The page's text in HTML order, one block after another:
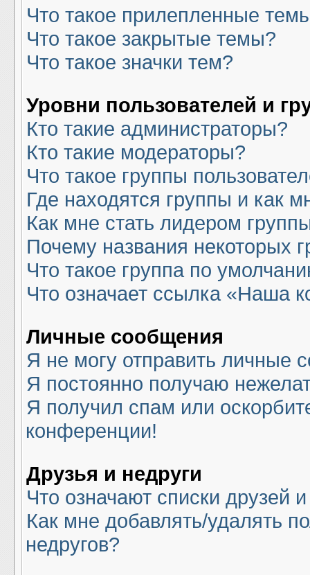
Что такое прилепленные
Что такое закрытые темы?
Что такое значки тем?
Уровни пользователей и
Кто такие администраторы?
Кто такие модераторы?
Что такое группы
Где находятся группы и как
Как мне стать лидером
Почему названия некоторых
Что такое группа по
Что означает ссылка «Наша
Личные сообщения
Я не могу отправить личные
Я постоянно получаю
Я получил спам или
конференции!
Друзья и недруги
Что означают списки друзей
Как мне добавлять/удалять
недругов?